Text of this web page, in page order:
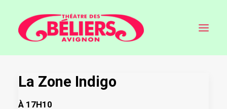
La Zone Indigo
À 17H10